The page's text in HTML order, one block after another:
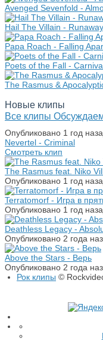
Avenged Sevenfold -
Hail The Villain - Runaway
Papa Roach - Falling
Poets of the Fall -
The Rasmus &
Новые клипы
Все клипы
Опубликовано 1 год
Nevertel - Criminal
Смотреть клип
The Rasmus feat. Niko
Опубликовано 1 год
Terratomorf - Игра в
Опубликовано 1 год
Deathless Legacy -
Опубликовано 2 года
Above the Stars - Верь
Опубликовано 2 года
Рок клипы ©